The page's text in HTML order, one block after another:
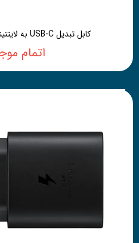
کابل تبدیل USB-C به لایتنینگ اپل به طول 1 متر
اتمام